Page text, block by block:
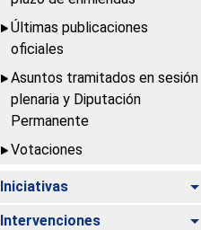
Últimas publicaciones
oficiales
Asuntos tramitados en sesión
plenaria y Diputación
Permanente
Votaciones
Iniciativas
Intervenciones